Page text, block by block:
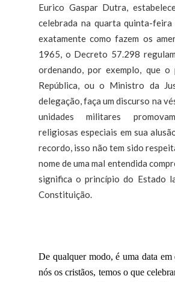
Eurico Gaspar Dutra,
celebrada na quarta quinta-feira
exatamente como fazem os
1965, o Decreto 57.298
ordenando, por exemplo, que o
República, ou o Ministro da
delegação, faça um discurso na
unidades militares
religiosas especiais em sua
recordo, isso não tem sido
nome de uma mal entendida
significa o princípio do Estado
Constituição.
De qualquer modo, é uma data em
nós os cristãos, temos o que